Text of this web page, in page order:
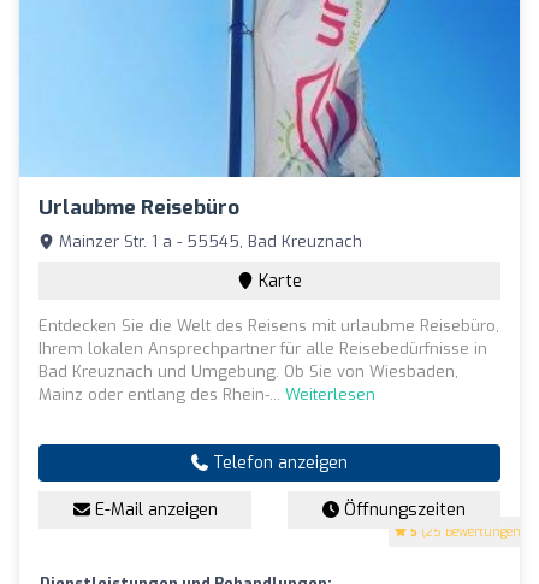
Urlaubme Reisebüro
5 (25 Bewertungen)
Mainzer Str. 1 a - 55545, Bad Kreuznach
Karte
Entdecken Sie die Welt des Reisens mit urlaubme Reisebüro,
Ihrem lokalen Ansprechpartner für alle Reisebedürfnisse in
Bad Kreuznach und Umgebung. Ob Sie von Wiesbaden,
Mainz oder entlang des Rhein-... Weiterlesen
Telefon anzeigen
E-Mail anzeigen Öffnungszeiten